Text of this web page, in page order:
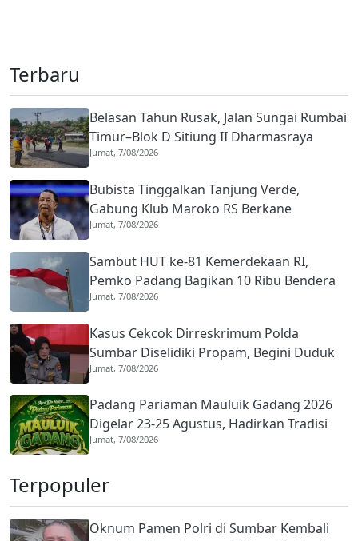
Terbaru
Belasan Tahun Rusak, Jalan Sungai Rumbai
Timur–Blok D Sitiung II Dharmasraya
Mulai Diaspal
Jumat, 7/08/2026
Bubista Tinggalkan Tanjung Verde,
Gabung Klub Maroko RS Berkane
Jumat, 7/08/2026
Sambut HUT ke-81 Kemerdekaan RI,
Pemko Padang Bagikan 10 Ribu Bendera
Merah Putih
Jumat, 7/08/2026
Kasus Cekcok Dirreskrimum Polda
Sumbar Diselidiki Propam, Begini Duduk
Perkaranya
Jumat, 7/08/2026
Padang Pariaman Mauluik Gadang 2026
Digelar 23-25 Agustus, Hadirkan Tradisi
Islam dan Budaya Minangkabau
Jumat, 7/08/2026
Terpopuler
Oknum Pamen Polri di Sumbar Kembali